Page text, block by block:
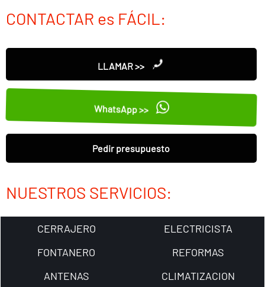
CONTACTAR es FÁCIL:
LLAMAR >>
WhatsApp >>
Pedir presupuesto
NUESTROS SERVICIOS:
CERRAJERO
ELECTRICISTA
FONTANERO
REFORMAS
ANTENAS
CLIMATIZACION